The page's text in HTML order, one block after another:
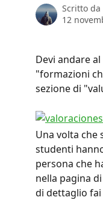
Scritto da
12
Devi andare
"formazioni
sezione di
Una volta che
studenti
persona che
nella pagina
di dettaglio